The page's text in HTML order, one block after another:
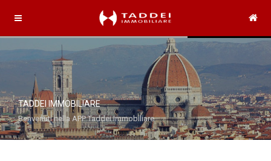
TADDEI IMMOBILIARE
Benvenuti nella APP Taddei Immobiliare